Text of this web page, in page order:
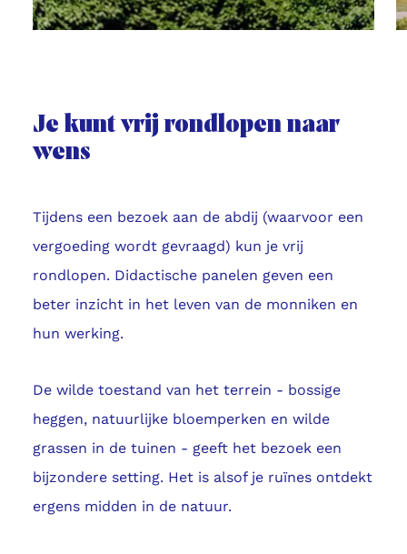
Je kunt vrij rondlopen naar
wens
Tijdens een bezoek aan de abdij (waarvoor een
vergoeding wordt gevraagd) kun je vrij
rondlopen. Didactische panelen geven een
beter inzicht in het leven van de monniken en
hun werking.
De wilde toestand van het terrein - bossige
heggen, natuurlijke bloemperken en wilde
grassen in de tuinen - geeft het bezoek een
bijzondere setting. Het is alsof je ruïnes ontdekt
ergens midden in de natuur.